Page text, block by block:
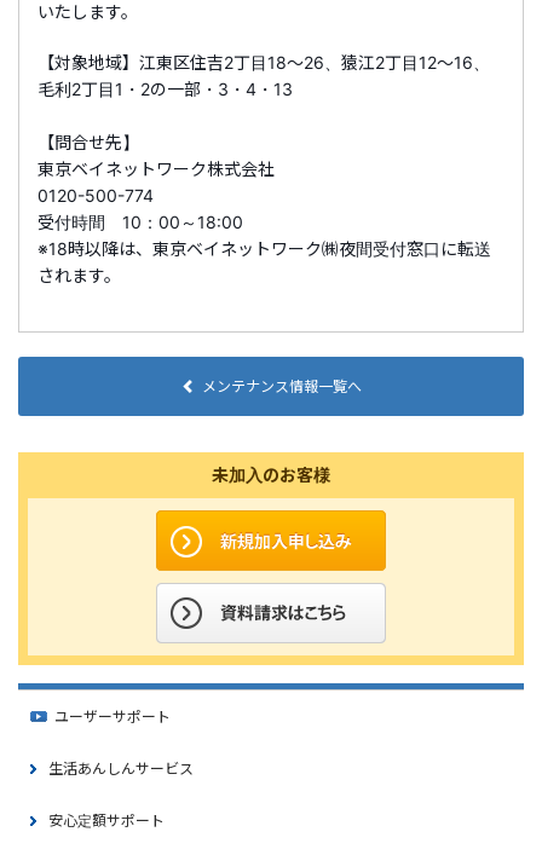
いたします。
【対象地域】江東区住吉2丁目18～26、猿江2丁目12～16、
毛利2丁目1・2の一部・3・4・13
【問合せ先】
東京ベイネットワーク株式会社
0120-500-774
受付時間 10：00～18:00
※18時以降は、東京ベイネットワーク㈱夜間受付窓口に転送
されます。
メンテナンス情報一覧へ
未加入のお客様
ユーザーサポート
生活あんしんサービス
安心定額サポート